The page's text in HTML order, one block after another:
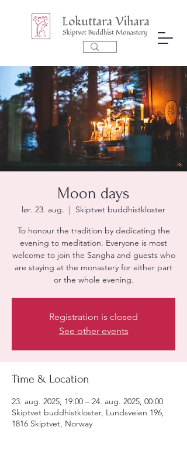
Moon days
lør. 23. aug.
  |
Skiptvet buddhistkloster
To honour the tradition by dedicating the
evening to meditation. Everyone is most
welcome to join the Sangha and guests who
are staying at the monastery for either part
or the whole evening.
Registration is closed
See other events
Time & Location
23. aug. 2025, 19:00 – 24. aug. 2025, 00:00
Skiptvet buddhistkloster, Lundsveien 196,
1816 Skiptvet, Norway